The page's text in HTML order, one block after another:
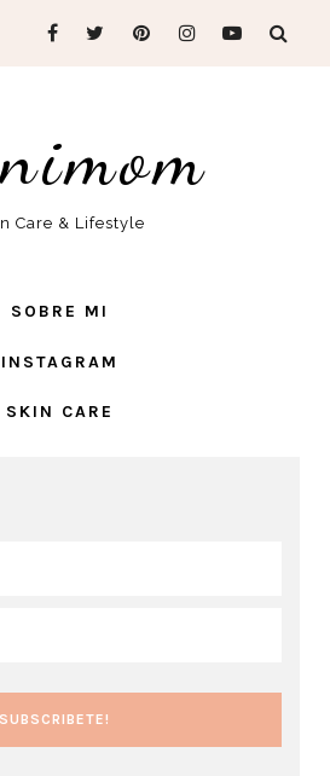
Care & Lifestyle
SOBRE MI
INSTAGRAM
SKIN CARE